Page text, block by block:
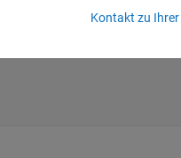
Kontakt zu